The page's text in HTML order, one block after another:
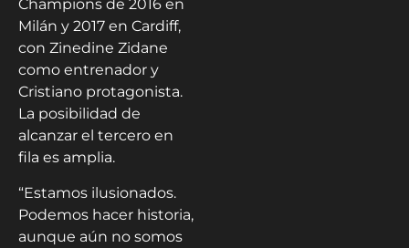
Champions de 2016 en
Milán y 2017 en Cardiff,
con Zinedine Zidane
como entrenador y
Cristiano protagonista.
La posibilidad de
alcanzar el tercero en
fila es amplia.
“Estamos ilusionados.
Podemos hacer historia,
aunque aún no somos